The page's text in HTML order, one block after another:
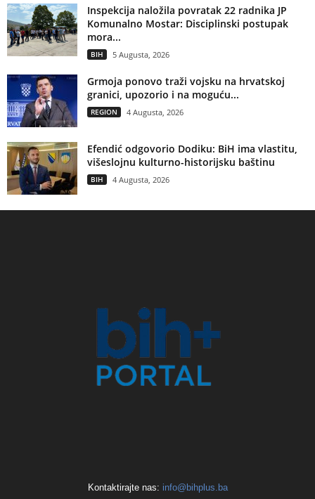
Inspekcija naložila povratak 22 radnika JP
Komunalno Mostar: Disciplinski postupak
mora...
BIH 5 Augusta, 2026
Grmoja ponovo traži vojsku na hrvatskoj
granici, upozorio i na moguću...
REGION 4 Augusta, 2026
Efendić odgovorio Dodiku: BiH ima vlastitu,
višeslojnu kulturno-historijsku baštinu
BIH 4 Augusta, 2026
Kontaktirajte nas: info@bihplus.ba